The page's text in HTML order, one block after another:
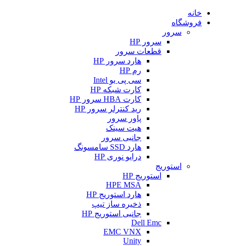
خانه
فروشگاه
سرور
سرور HP
قطعات سرور
هارد سرور HP
رم HP
سی پی یو Intel
کارت شبکه HP
کارت HBA سرور HP
رید کنترلر سرور HP
پاور سرور
هیت سینک
جانبی سرور
هارد SSD سامسونگ
درایو نوری HP
استوریج
استوریج HP
HPE MSA
هارد استوریج HP
ذخیره ساز تیپ
جانبی استوریج HP
Dell Emc
EMC VNX
Unity